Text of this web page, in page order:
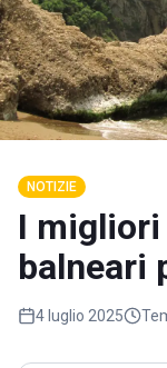
NOTIZIE
I
balneari
4 luglio 2025